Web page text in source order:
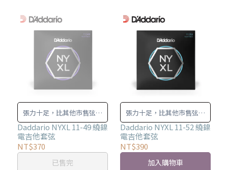
張力十足，比其他市售弦強
大 20% 至 40%！
Daddario NYXL 11-49 繞鎳
電吉他套弦
NT$370
已售完
張力十足，比其他市售弦強
大 20% 至 40%！
Daddario NYXL 11-52 繞鎳
電吉他套弦
NT$390
加入購物車